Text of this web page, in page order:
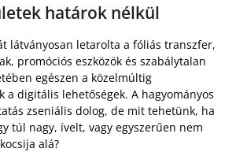
határok nélkül
látványosan letarolta a fóliás transzfer,
promóciós eszközök és szabálytalan
egészen a közelmúltig
a digitális lehetőségek. A hagyományos
zseniális dolog, de mit tehetünk, ha
túl nagy, ívelt, vagy egyszerűen nem
alá?